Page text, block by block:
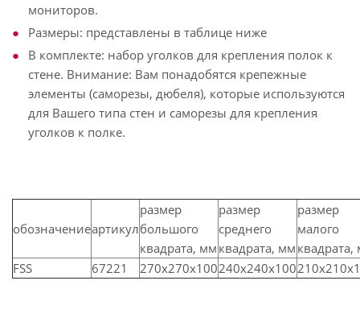
мониторов.
Размеры: представлены в таблице ниже
В комплекте: набор уголков для крепления полок к
стене. Внимание: Вам понадобятся крепежные
элементы (саморезы, дюбеля), которые используются
для Вашего типа стен и саморезы для крепления
уголков к полке.
обозначениеартикул
размер
большого
квадрата, мм
размер
среднего
квадрата, мм
размер
малого
квадрата,
FSS
67221 270х270х100240х240х100